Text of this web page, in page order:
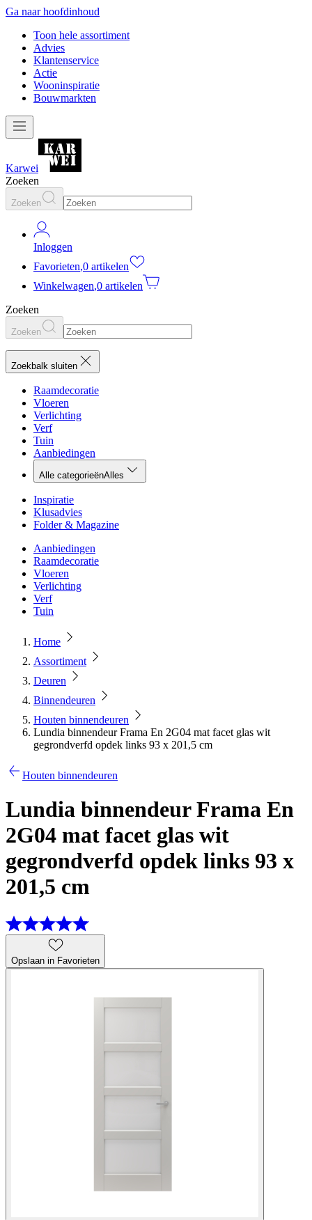
Ga naar hoofdinhoud
Toon hele assortiment
Advies
Klantenservice
Actie
Wooninspiratie
Bouwmarkten
Karwei
Zoeken
Zoeken
Inloggen
Favorieten,0 artikelen
Winkelwagen,0 artikelen
Zoeken
Zoeken
Zoekbalk sluiten
Raamdecoratie
Vloeren
Verlichting
Verf
Tuin
Aanbiedingen
Alle categorieënAlles
Inspiratie
Klusadvies
Folder & Magazine
Aanbiedingen
Raamdecoratie
Vloeren
Verlichting
Verf
Tuin
Home
Assortiment
Deuren
Binnendeuren
Houten binnendeuren
Lundia binnendeur Frama En 2G04 mat facet glas wit
gegrondverfd opdek links 93 x 201,5 cm
Houten binnendeuren
Lundia binnendeur Frama En
2G04 mat facet glas wit
gegrondverfd opdek links 93 x
201,5 cm
Opslaan in Favorieten